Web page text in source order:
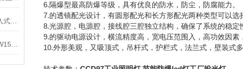
6.隔爆型最高防爆等级，具有优良的防水，防尘，防腐能力。
7.的透镜配光设计，有圆形配光和长方形配光两种类型可以选
8.光源腔，电源腔，接线腔三腔独立结构，确保了系统的稳
9.的驱动电源设计，横流精度高，宽电压范围入，高功效因素
10.外形美观，又吸顶式，吊杆式，护栏式，法兰式，壁装式